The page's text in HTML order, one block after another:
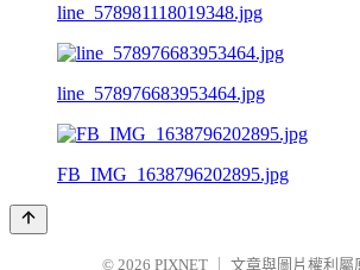
line_578981118019348.jpg
line_578976683953464.jpg
FB_IMG_1638796202895.jpg
© 2026 PIXNET 文章與圖片權利屬